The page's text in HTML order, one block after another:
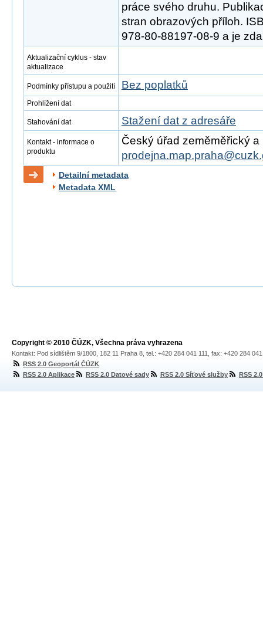
práce svého druhu.
stran obrazových příloh.
978-80-88197-08-9 a je
Aktualizační cyklus - stav
aktualizace
Podmínky přístupu a použití Bez poplatků
Prohlížení dat
Stahování dat Stažení dat z adresáře
Kontakt - informace o
produktu
Český úřad zeměměřický
Detailní metadata
Metadata XML
Copyright © 2010 ČÚZK, Všechna práva vyhrazena
Kontakt: Pod sídlištěm 9/1800, 182 11 Praha 8, tel.: +420 284 041 111, fax: +420 284
RSS 2.0 Geoportál ČÚZK
RSS 2.0 Aplikace
RSS 2.0 Datové sady RSS 2.0 Síťové služby RSS